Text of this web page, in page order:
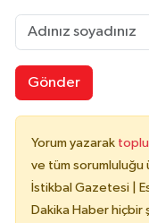
Gönder
Yorum yazarak
ve tüm sorumluluğu
İstikbal Gazetesi |
Dakika Haber